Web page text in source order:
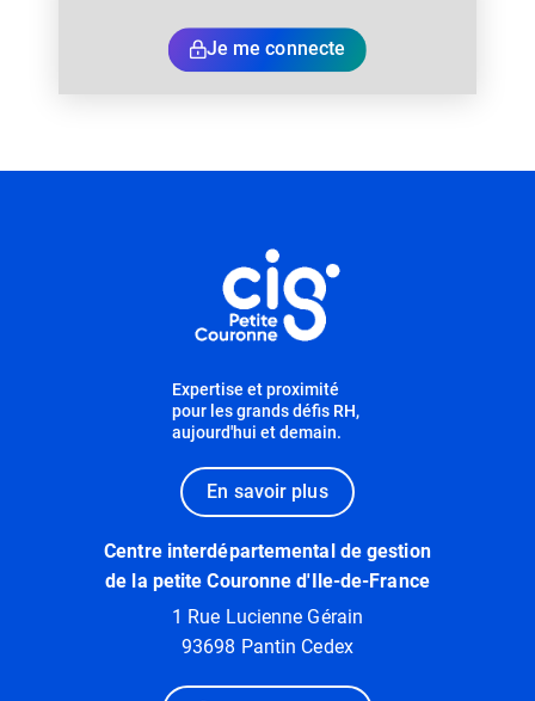
Je me connecte
Expertise et proximité
pour les grands défis RH,
aujourd'hui et demain.
En savoir plus
Centre interdépartemental de gestion
de la petite Couronne d'Ile-de-France
1 Rue Lucienne Gérain
93698 Pantin Cedex